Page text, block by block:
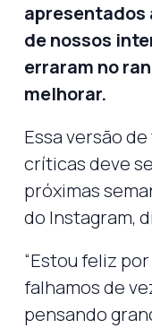
apresentados
de nossos
erraram no
melhorar.
Essa versão
críticas deve
próximas
do Instagram,
“Estou feliz
falhamos de
pensando